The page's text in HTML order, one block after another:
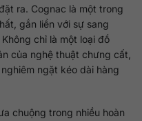
ra. Cognac là một trong
gắn liền với sự sang
chỉ là một loại đồ
của nghệ thuật chưng cất,
ngặt kéo dài hàng
chuộng trong nhiều hoàn